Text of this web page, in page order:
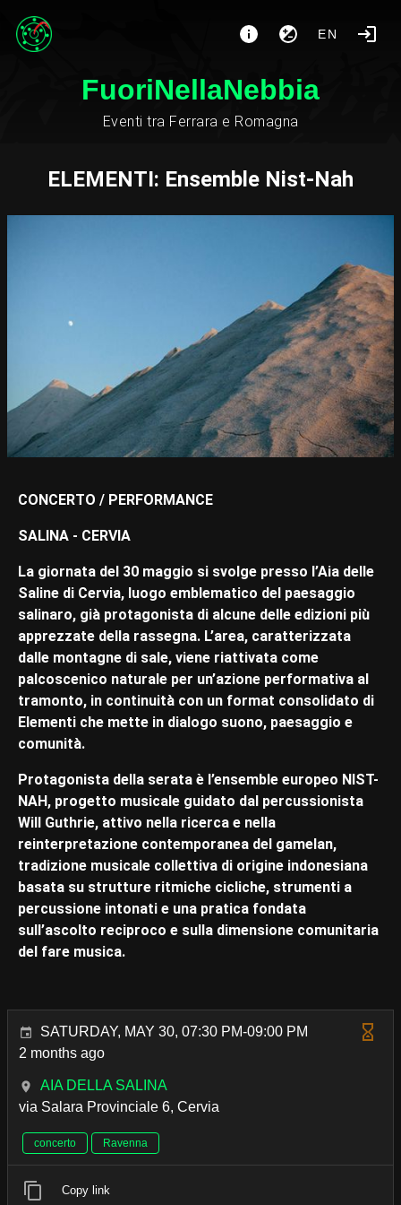
EN
FuoriNellaNebbia
Eventi tra Ferrara e Romagna
ELEMENTI: Ensemble Nist-Nah
CONCERTO / PERFORMANCE
SALINA - CERVIA
La giornata del 30 maggio si svolge presso l’Aia delle
Saline di Cervia, luogo emblematico del paesaggio
salinaro, già protagonista di alcune delle edizioni più
apprezzate della rassegna. L’area, caratterizzata
dalle montagne di sale, viene riattivata come
palcoscenico naturale per un’azione performativa al
tramonto, in continuità con un format consolidato di
Elementi che mette in dialogo suono, paesaggio e
comunità.
Protagonista della serata è l’ensemble europeo NIST-
NAH, progetto musicale guidato dal percussionista
Will Guthrie, attivo nella ricerca e nella
reinterpretazione contemporanea del gamelan,
tradizione musicale collettiva di origine indonesiana
basata su strutture ritmiche cicliche, strumenti a
percussione intonati e una pratica fondata
sull’ascolto reciproco e sulla dimensione comunitaria
del fare musica.
SATURDAY, MAY 30, 07:30 PM-09:00 PM
2 months ago
AIA DELLA SALINA
via Salara Provinciale 6, Cervia
concerto Ravenna
Copy link